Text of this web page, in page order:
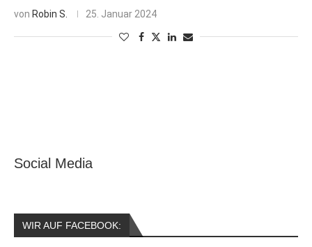
von Robin S. 25. Januar 2024
Social Media
WIR AUF FACEBOOK: